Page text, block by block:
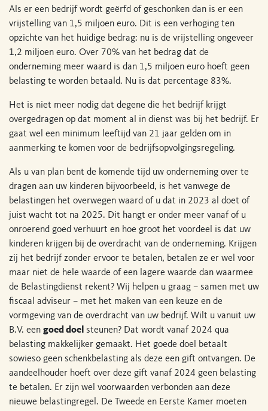
Als er een bedrijf wordt geërfd of geschonken dan is er een
vrijstelling van 1,5 miljoen euro. Dit is een verhoging ten
opzichte van het huidige bedrag: nu is de vrijstelling ongeveer
1,2 miljoen euro. Over 70% van het bedrag dat de
onderneming meer waard is dan 1,5 miljoen euro hoeft geen
belasting te worden betaald. Nu is dat percentage 83%.
Het is niet meer nodig dat degene die het bedrijf krijgt
overgedragen op dat moment al in dienst was bij het bedrijf. Er
gaat wel een minimum leeftijd van 21 jaar gelden om in
aanmerking te komen voor de bedrijfsopvolgingsregeling.
Als u van plan bent de komende tijd uw onderneming over te
dragen aan uw kinderen bijvoorbeeld, is het vanwege de
belastingen het overwegen waard of u dat in 2023 al doet of
juist wacht tot na 2025. Dit hangt er onder meer vanaf of u
onroerend goed verhuurt en hoe groot het voordeel is dat uw
kinderen krijgen bij de overdracht van de onderneming. Krijgen
zij het bedrijf zonder ervoor te betalen, betalen ze er wel voor
maar niet de hele waarde of een lagere waarde dan waarmee
de Belastingdienst rekent? Wij helpen u graag – samen met uw
fiscaal adviseur – met het maken van een keuze en de
vormgeving van de overdracht van uw bedrijf. Wilt u vanuit uw
B.V. een goed doel steunen? Dat wordt vanaf 2024 qua
belasting makkelijker gemaakt. Het goede doel betaalt
sowieso geen schenkbelasting als deze een gift ontvangen. De
aandeelhouder hoeft over deze gift vanaf 2024 geen belasting
te betalen. Er zijn wel voorwaarden verbonden aan deze
nieuwe belastingregel. De Tweede en Eerste Kamer moeten